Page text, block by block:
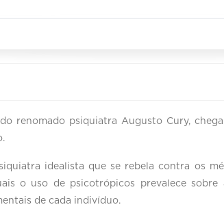
renomado psiquiatra Augusto Cury,
idealista que se rebela contra os
o uso de psicotrópicos prevalece sobre
de cada indivíduo.